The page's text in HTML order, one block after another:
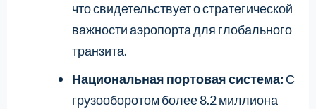
что свидетельствует о стратегической
важности аэропорта для глобального
транзита.
Национальная портовая система: С
грузооборотом более 8.2 миллиона